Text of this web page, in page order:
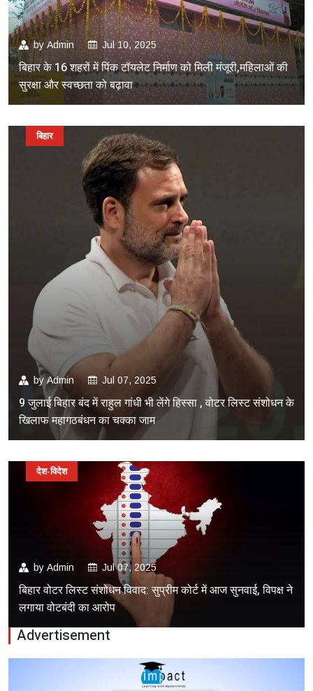
by Admin Jul 10, 2025
बिहार के 16 शहरों में पिंक टॉयलेट निर्माण को मिली मंजूरी,महिलाओं की
सुरक्षा और स्वच्छता को बढ़ावा
byAdmin Jul 07, 2025
9 जुलाई बिहार बंद में राहुल गांधी भी लेंगे हिस्सा , वोटर लिस्ट संशोधन के
खिलाफ महागठबंधन का चक्का जाम
बिहार
by Admin Jul 07, 2025
बिहार वोटर लिस्ट संशोधन विवाद: सुप्रीम कोर्ट में आज सुनवाई, विपक्ष ने
लगाया वोटबंदी का आरोप
देश-विदेश
Advertisement